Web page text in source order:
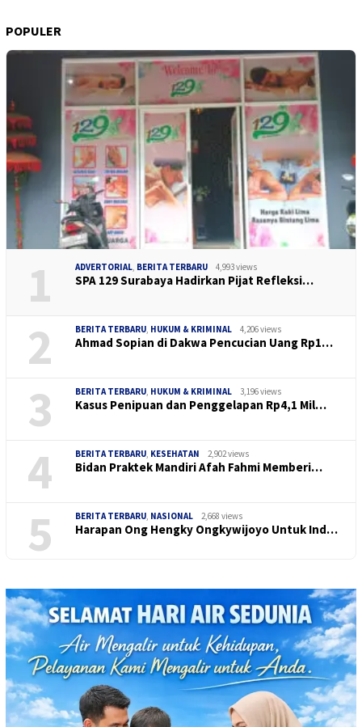
POPULER
1 ADVERTORIAL BERITA TERBARU 4,993 views
SPA 129 Surabaya Hadirkan Pijat Refleksi…
2 BERITA TERBARU HUKUM & KRIMINAL 4,206 views
Ahmad Sopian di Dakwa Pencucian Uang Rp1…
3 BERITA TERBARU HUKUM & KRIMINAL 3,196 views
Kasus Penipuan dan Penggelapan Rp4,1 Mil…
4 BERITA TERBARU KESEHATAN 2,902 views
Bidan Praktek Mandiri Afah Fahmi Memberi…
5 BERITA TERBARU NASIONAL 2,668 views
Harapan Ong Hengky Ongkywijoyo Untuk Ind…